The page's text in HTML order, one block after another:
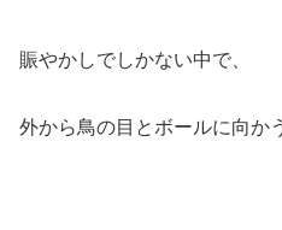
賑やかしでしかない中で、
外から鳥の目とボールに向か